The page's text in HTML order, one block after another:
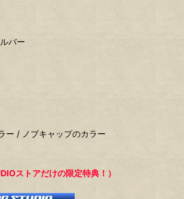
バー
ー / ノブキャップのカラー
ストアだけの限定特典！）